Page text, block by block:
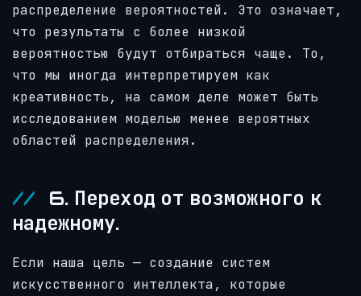
распределение вероятностей. Это означает,
что результаты с более низкой
вероятностью будут отбираться чаще. То,
что мы иногда интерпретируем как
креативность, на самом деле может быть
исследованием моделью менее вероятных
областей распределения.
6. Переход от возможного к
надежному.
Если наша цель — создание систем
искусственного интеллекта, которые